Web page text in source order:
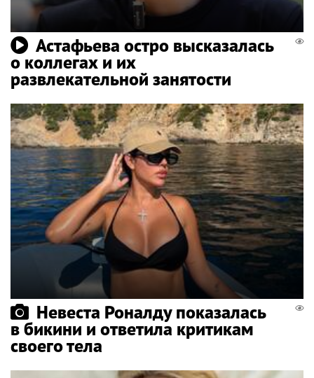
Астафьева остро высказалась
о коллегах и их
развлекательной занятости
Невеста Роналду показалась
в бикини и ответила критикам
своего тела